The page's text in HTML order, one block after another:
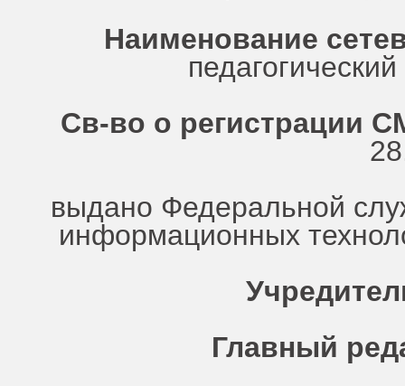
Наименование
Св-во о регистрации
выдано Федеральной
информационных
Главный